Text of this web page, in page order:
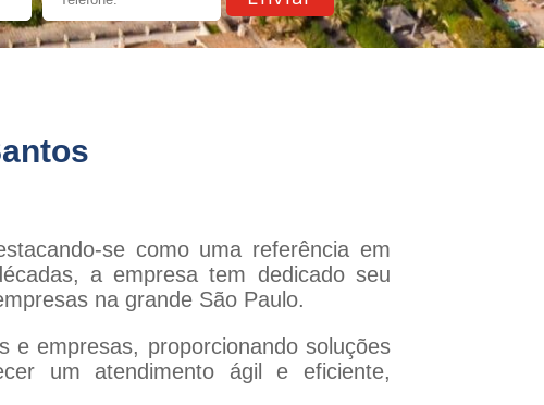
se como uma referência em
a empresa tem dedicado seu
na grande São Paulo.
e empresas, proporcionando soluções
um atendimento ágil e eficiente,